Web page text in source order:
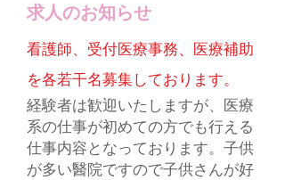
求人のお知らせ
看護師、受付医療事務、医療補助
を各若干名募集しております。
経験者は歓迎いたしますが、医療
系の仕事が初めての方でも行える
仕事内容となっております。子供
が多い醫院ですので子供さんが好